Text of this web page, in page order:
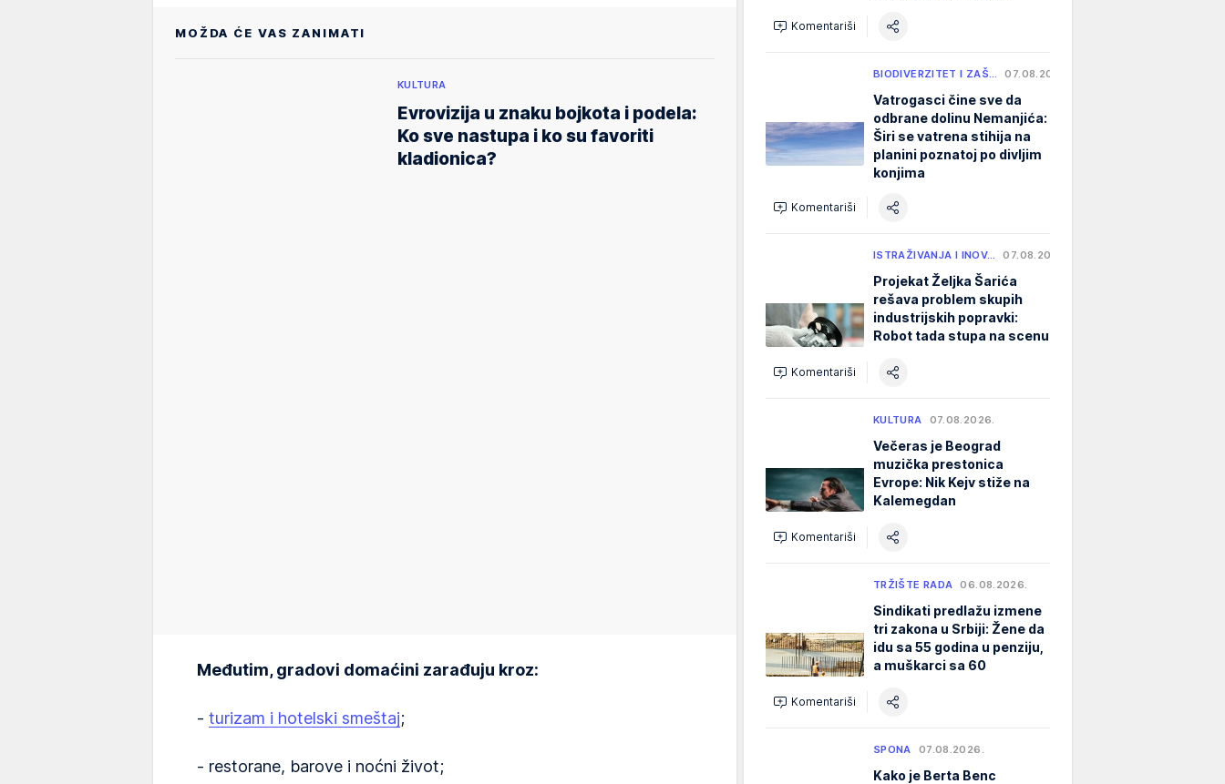
MOŽDA ĆE VAS ZANIMATI
KULTURA
Evrovizija u znaku bojkota i podela:
Ko sve nastupa i ko su favoriti
kladionica?
Međutim, gradovi domaćini zarađuju kroz:
- turizam i hotelski smeštaj;
- restorane, barove i noćni život;
Komentariši
BIODIVERZITET I ZAŠ… 07.08.2026.
Vatrogasci čine sve da
odbrane dolinu Nemanjića:
Širi se vatrena stihija na
planini poznatoj po divljim
konjima
Komentariši
ISTRAŽIVANJA I INOV… 07.08.2026.
Projekat Željka Šarića
rešava problem skupih
industrijskih popravki:
Robot tada stupa na scenu
Komentariši
KULTURA 07.08.2026.
Večeras je Beograd
muzička prestonica
Evrope: Nik Kejv stiže na
Kalemegdan
Komentariši
TRŽIŠTE RADA 06.08.2026.
Sindikati predlažu izmene
tri zakona u Srbiji: Žene da
idu sa 55 godina u penziju,
a muškarci sa 60
Komentariši
SPONA 07.08.2026.
Kako je Berta Benc